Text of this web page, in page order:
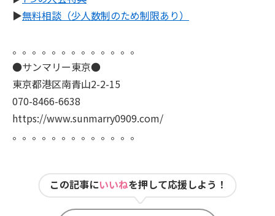
▶無料相談（少人数制のため制限あり）
。。。。。。。。。。。。。
●サンマリー東京●
東京都港区南青山2-2-15
070-8466-6638
https://www.sunmarry0909.com/
。。。。。。。。。。。。。
この記事にいいねを押して応援しよう！